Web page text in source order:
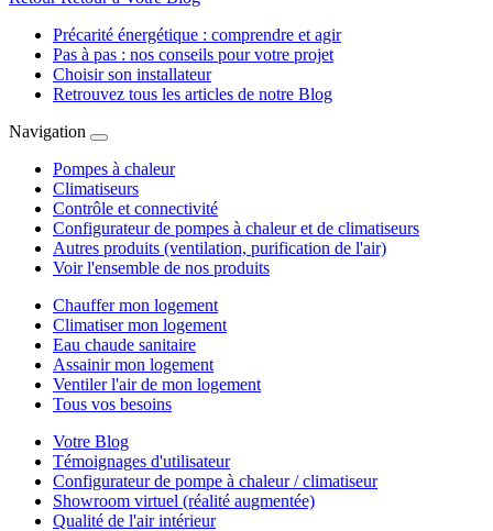
Précarité énergétique : comprendre et agir
Pas à pas : nos conseils pour votre projet
Choisir son installateur
Retrouvez tous les articles de notre Blog
Navigation
Pompes à chaleur
Climatiseurs
Contrôle et connectivité
Configurateur de pompes à chaleur et de climatiseurs
Autres produits (ventilation, purification de l'air)
Voir l'ensemble de nos produits
Chauffer mon logement
Climatiser mon logement
Eau chaude sanitaire
Assainir mon logement
Ventiler l'air de mon logement
Tous vos besoins
Votre Blog
Témoignages d'utilisateur
Configurateur de pompe à chaleur / climatiseur
Showroom virtuel (réalité augmentée)
Qualité de l'air intérieur